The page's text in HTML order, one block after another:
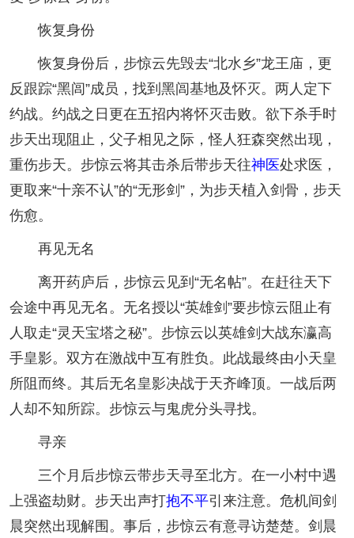
恢复身份
恢复身份后，步惊云先毁去“北水乡”龙王庙，更
反跟踪“黑闾”成员，找到黑闾基地及怀灭。两人定下
约战。约战之日更在五招内将怀灭击败。欲下杀手时
步天出现阻止，父子相见之际，怪人狂森突然出现，
重伤步天。步惊云将其击杀后带步天往神医处求医，
更取来“十亲不认”的“无形剑”，为步天植入剑骨，步天
伤愈。
再见无名
离开药庐后，步惊云见到“无名帖”。在赶往天下
会途中再见无名。无名授以“英雄剑”要步惊云阻止有
人取走“灵天宝塔之秘”。步惊云以英雄剑大战东瀛高
手皇影。双方在激战中互有胜负。此战最终由小天皇
所阻而终。其后无名皇影决战于天齐峰顶。一战后两
人却不知所踪。步惊云与鬼虎分头寻找。
寻亲
三个月后步惊云带步天寻至北方。在一小村中遇
上强盗劫财。步天出声打抱不平引来注意。危机间剑
晨突然出现解围。事后，步惊云有意寻访楚楚。剑晨